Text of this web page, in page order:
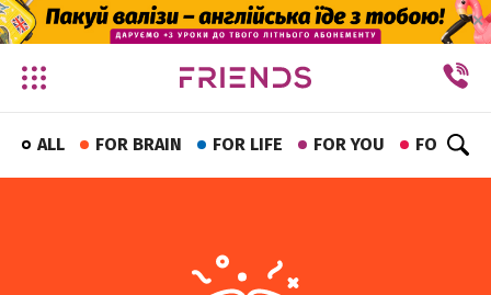
✕
ALL FOR BRAIN FOR LIFE FOR YOU FOR FUN